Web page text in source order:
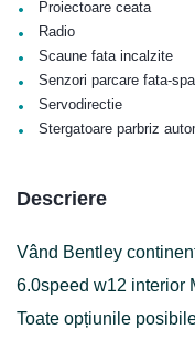
• Proiectoare ceata
• Radio
• Scaune fata incalzite
• Senzori parcare fata-
• Servodirectie
• Stergatoare parbriz
Descriere
Vând Bentley
6.0speed w12 interior
Toate opțiunile